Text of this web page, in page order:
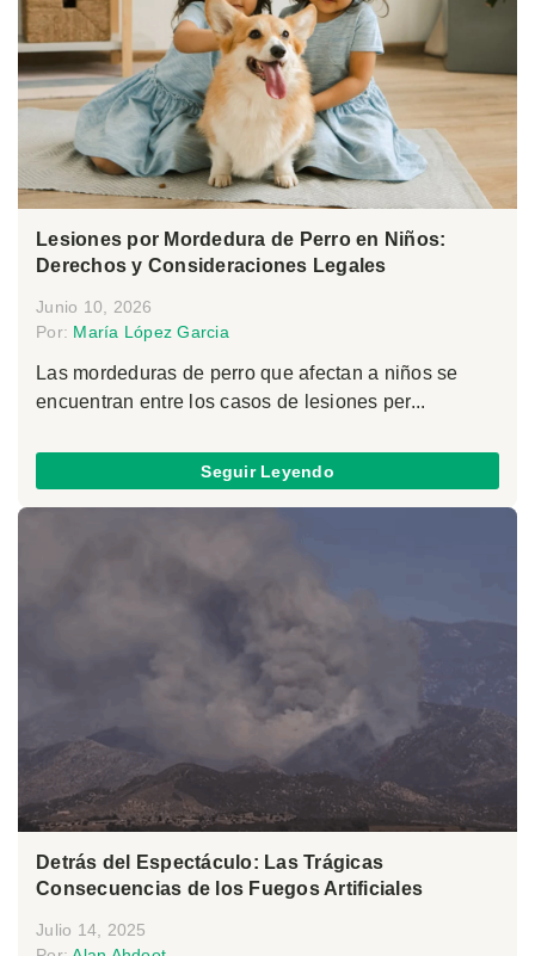
Lesiones por Mordedura de Perro en Niños:
Derechos y Consideraciones Legales
Junio 10, 2026
Por: María López Garcia
Las mordeduras de perro que afectan a niños se
encuentran entre los casos de lesiones per...
Seguir Leyendo
Detrás del Espectáculo: Las Trágicas
Consecuencias de los Fuegos Artificiales
Julio 14, 2025